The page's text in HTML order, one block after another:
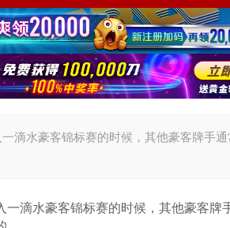
滴水豪客锦标赛的时候，其他豪客牌手
滴水豪客锦标赛的时候，其他豪客牌